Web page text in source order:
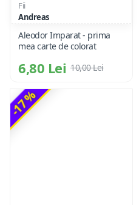
Fii
Andreas
Aleodor Imparat - prima
mea carte de colorat
6,80 Lei 10,00 Lei
-17 %